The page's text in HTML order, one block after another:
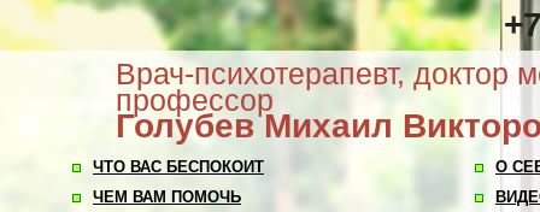
Врач-психотерапевт, доктор
профессор
ГолубевМихаил
ЧТО ВАС БЕСПОКОИТ
О
ЧЕМ ВАМ ПОМОЧЬ